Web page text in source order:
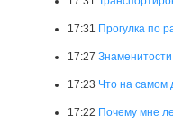
17:31 Прогулка по
17:27 Знаменитости
17:23 Что на самом
17:22 Почему мне